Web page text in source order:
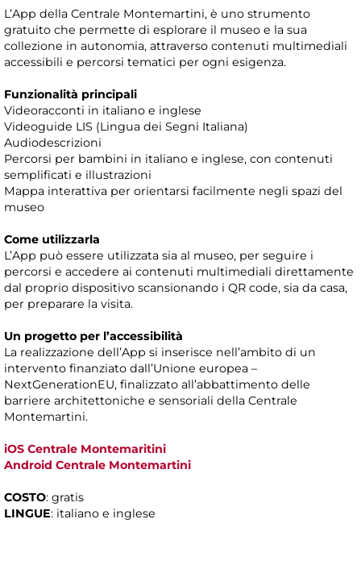
L’App della Centrale Montemartini, è uno strumento
gratuito che permette di esplorare il museo e la sua
collezione in autonomia, attraverso contenuti multimediali
accessibili e percorsi tematici per ogni esigenza.
Funzionalità principali
Videoracconti in italiano e inglese
Videoguide LIS (Lingua dei Segni Italiana)
Audiodescrizioni
Percorsi per bambini in italiano e inglese, con contenuti
semplificati e illustrazioni
Mappa interattiva per orientarsi facilmente negli spazi del
museo
Come utilizzarla
L’App può essere utilizzata sia al museo, per seguire i
percorsi e accedere ai contenuti multimediali direttamente
dal proprio dispositivo scansionando i QR code, sia da casa,
per preparare la visita.
Un progetto per l’accessibilità
La realizzazione dell’App si inserisce nell’ambito di un
intervento finanziato dall’Unione europea –
NextGenerationEU, finalizzato all’abbattimento delle
barriere architettoniche e sensoriali della Centrale
Montemartini.
iOS Centrale Montemaritini
Android Centrale Montemartini
COSTO: gratis
LINGUE: italiano e inglese